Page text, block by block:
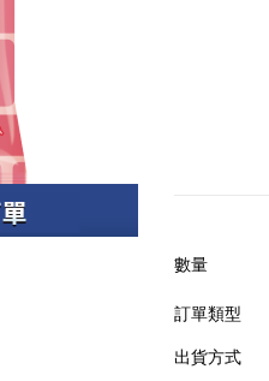
數量
訂單類型
出貨方式